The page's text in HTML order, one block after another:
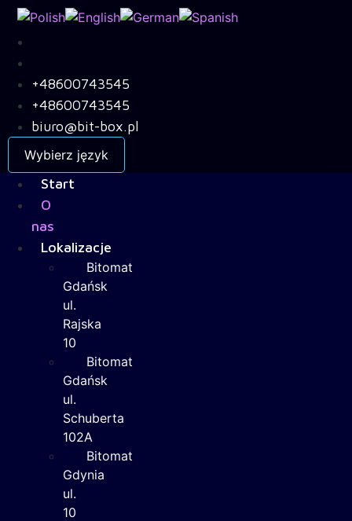
Skip
content
+48600743545
+48600743545
biuro@bit-box.pl
Wybierz język
Start
O
nas
Lokalizacje
Bitomat
Gdańsk
ul.
Rajska
10
Bitomat
Gdańsk
ul.
Schuberta
102A
Bitomat
Gdynia
ul.
10